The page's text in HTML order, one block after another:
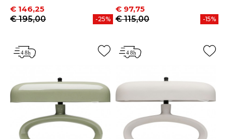
Prijs
€ 146,25
Normale prijs
€ 195,00
-25%
Prijs
€ 97,75
Normale prijs
€ 115,00
-15%